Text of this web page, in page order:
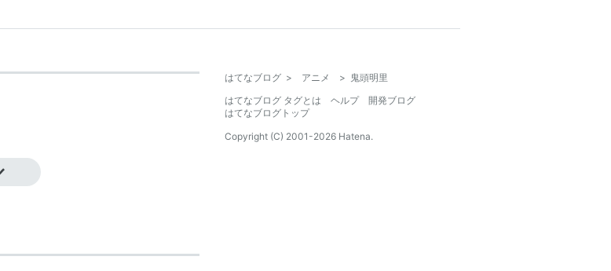
はてなブログ > アニメ > 鬼頭明里
はてなブログ タグとは
ヘルプ
開発ブログ
はてなブログトップ
Copyright (C) 2001-2026 Hatena.